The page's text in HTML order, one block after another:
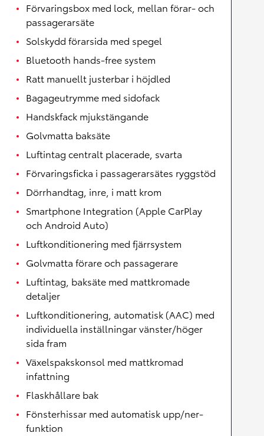
Förvaringsbox med lock, mellan förar- och
passagerarsäte
Solskydd förarsida med spegel
Bluetooth hands-free system
Ratt manuellt justerbar i höjdled
Bagageutrymme med sidofack
Handskfack mjukstängande
Golvmatta baksäte
Luftintag centralt placerade, svarta
Förvaringsficka i passagerarsätes ryggstöd
Dörrhandtag, inre, i matt krom
Smartphone Integration (Apple CarPlay
och Android Auto)
Luftkonditionering med fjärrsystem
Golvmatta förare och passagerare
Luftintag, baksäte med mattkromade
detaljer
Luftkonditionering, automatisk (AAC) med
individuella inställningar vänster/höger
sida fram
Växelspakskonsol med mattkromad
infattning
Flaskhållare bak
Fönsterhissar med automatisk upp/ner-
funktion